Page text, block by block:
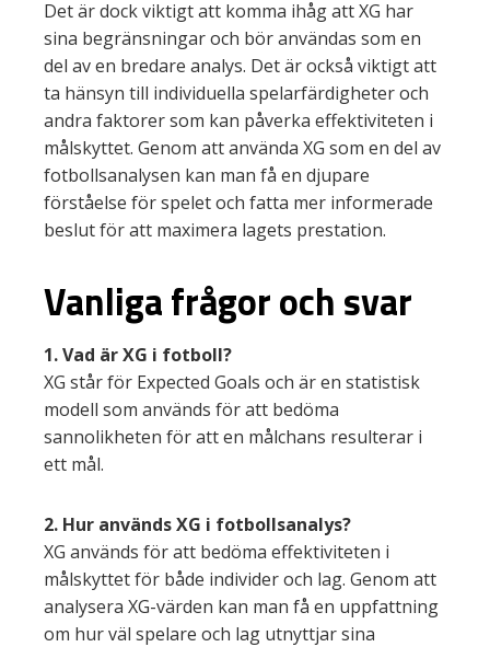
Det är dock viktigt att komma ihåg att XG har
sina begränsningar och bör användas som en
del av en bredare analys. Det är också viktigt att
ta hänsyn till individuella spelarfärdigheter och
andra faktorer som kan påverka effektiviteten i
målskyttet. Genom att använda XG som en del av
fotbollsanalysen kan man få en djupare
förståelse för spelet och fatta mer informerade
beslut för att maximera lagets prestation.
Vanliga frågor och svar
1. Vad är XG i fotboll?
XG står för Expected Goals och är en statistisk
modell som används för att bedöma
sannolikheten för att en målchans resulterar i
ett mål.
2. Hur används XG i fotbollsanalys?
XG används för att bedöma effektiviteten i
målskyttet för både individer och lag. Genom att
analysera XG-värden kan man få en uppfattning
om hur väl spelare och lag utnyttjar sina